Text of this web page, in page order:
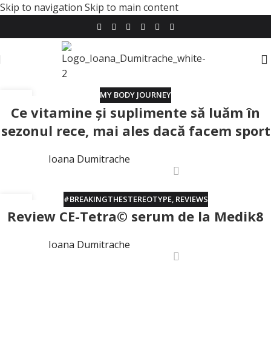
Skip to navigation Skip to main content
OCT.
MY BODY JOURNEY
Ce vitamine și suplimente să luăm în
sezonul rece, mai ales dacă facem sport
Ioana Dumitrache
DEC.
#BREAKINGTHESTEREOTYPE, REVIEWS
Review CE-Tetra© serum de la Medik8
Ioana Dumitrache